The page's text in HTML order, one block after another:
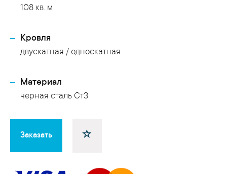
108 кв. м
Кровля
двускатная / односкатная
Материал
черная сталь Ст3
Заказать